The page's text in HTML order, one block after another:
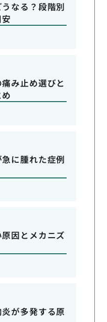
なる？段階別
み止め選びと
に腫れた症例
因とメカニズ
が多発する原